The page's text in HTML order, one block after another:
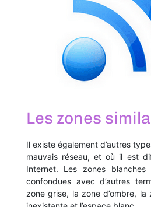
Les zones
Il existe également d’autres
mauvais réseau, et où il est
Internet. Les zones
confondues avec d’autres
zone grise, la zone d’ombre,